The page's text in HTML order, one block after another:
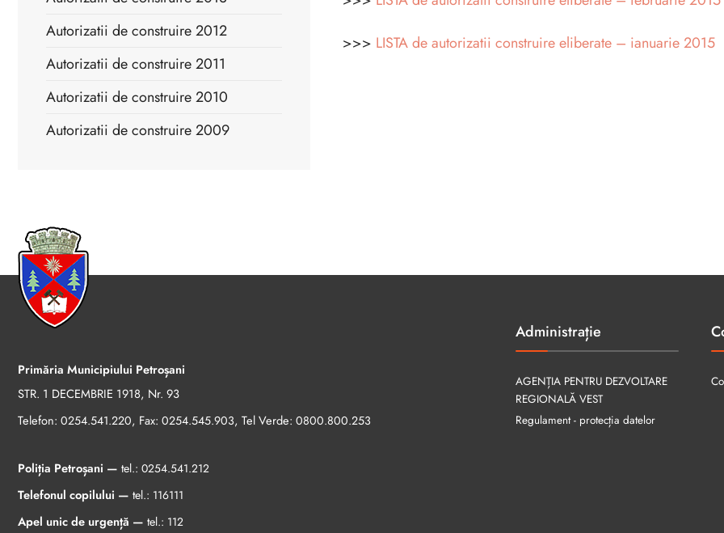
>>> LISTA de autorizatii construire eliberate – ianuarie 2015
Autorizatii de construire 2012
Autorizatii de construire 2011
Autorizatii de construire 2010
Autorizatii de construire 2009
Primăria Municipiului Petroșani
STR. 1 DECEMBRIE 1918, Nr. 93
Telefon: 0254.541.220, Fax: 0254.545.903, Tel Verde: 0800.800.253
Poliția Petroșani — tel.: 0254.541.212
Telefonul copilului — tel.: 116111
Apel unic de urgență — tel.: 112
Administrație
AGENȚIA PENTRU DEZVOLTARE
REGIONALĂ VEST
Regulament - protecția datelor